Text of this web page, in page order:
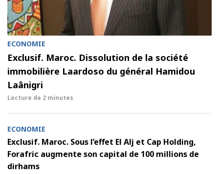
ECONOMIE
Exclusif. Maroc. Dissolution de la société
immobilière Laardoso du général Hamidou
Laânigri
Lecture de 2 minutes
ECONOMIE
Exclusif. Maroc. Sous l’effet El Alj et Cap Holding,
Forafric augmente son capital de 100 millions de
dirhams